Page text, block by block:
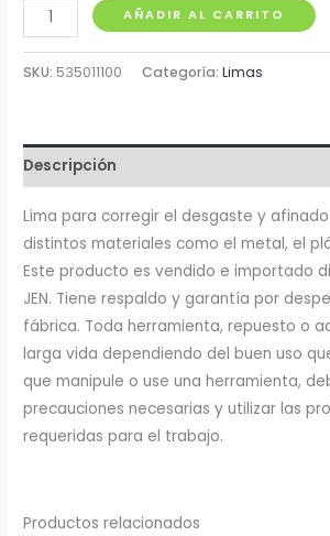
Lima
Triangular
Delgada
cantidad
AÑADIR AL CARRITO
SKU: 535011100 Categoría:Limas
Descripción
Lima para corregir el desgaste y
distintos materiales como el metal, el
Este producto es vendido e importado
JEN. Tiene respaldo y garantía por
fábrica. Toda herramienta, repuesto o
larga vida dependiendo del buen uso
que manipule o use una herramienta,
precauciones necesarias y utilizar las
requeridas para el trabajo.
Productos relacionados